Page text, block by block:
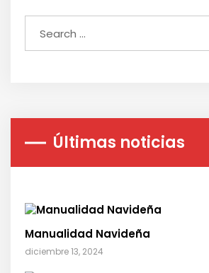
Últimas noticias
Manualidad Navideña
diciembre 13, 2024